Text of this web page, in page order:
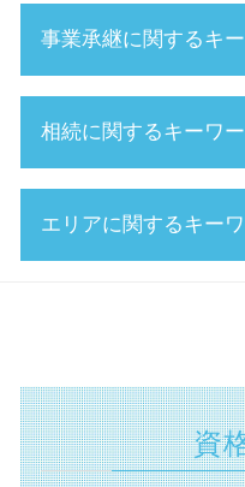
経営 計画 作り方
事業計画書 とは
認定経営革新等支援
持続的発展
小規模企業者
認定 支援 機関 検索
企業組合 とは
会社 資本金 とは
株式 会社 定款
定款 とは
法人化 手続き
個人事業主 法人化
決算月 決め方
無限責任 とは
合同会社 設立 資本
会社設立 費用
創業補助金 とは
就業規則 助成金
助成金 種類
it 導入 補助金 とは
小規模事業者持続
事業再構築補助金
起業 補助金 とは
助成金 とは
補助金 返還 とは
事業承継に関するキ
株式 譲渡 とは
事業承継税制 わか
議決権 とは
株式 譲渡 制限 会社
中小企業庁 事業承
企業 提携 とは
m & a とは
事業 譲渡 とは
相続に関するキーワ
遺産分割協議書 とは
生命 保険 相続
相続税 配偶者控除
代襲 相続 とは
相続法 改正
相続 税率
エリアに関するキー
相続 横浜市 税理士
経営革新等支援機
助成金申請 横浜市
不動産 神奈川県 相
資